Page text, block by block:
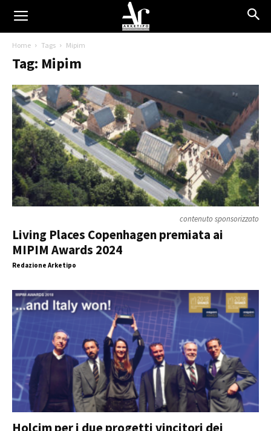
Home Tags Mipim
Tag: Mipim
contenuto sponsorizzato
Living Places Copenhagen premiata ai
MIPIM Awards 2024
Redazione Arketipo
Holcim per i due progetti vincitori dei